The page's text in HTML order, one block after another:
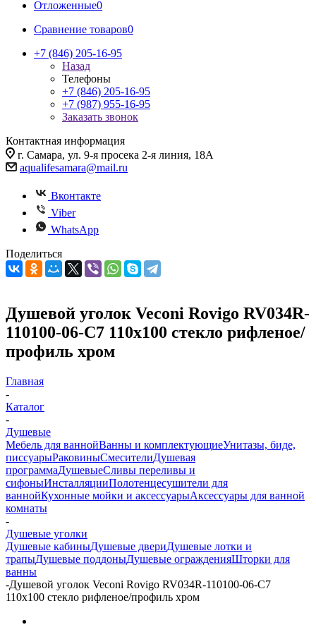
Отложенные0
Сравнение товаров0
+7 (846) 205-16-95
Назад
Телефоны
+7 (846) 205-16-95
+7 (987) 955-16-95
Заказать звонок
Контактная информация
г. Самара, ул. 9-я просека 2-я линия, 18А
aqualifesamara@mail.ru
Вконтакте
Viber
WhatsApp
Поделиться
Душевой уголок Veconi Rovigo RV034R-
110100-06-C7 110х100 стекло рифленое/
профиль хром
Главная
-
Каталог
-
Душевые
Мебель для ваннойВанны и комплектующиеУнитазы, биде,
писсуарыРаковиныСмесителиДушевая
программаДушевыеСливы переливы и
сифоныИнсталляцииПолотенцесушители для
ваннойКухонные мойки и аксессуарыАксессуары для ванной
комнаты
-
Душевые уголки
Душевые кабиныДушевые двериДушевые лотки и
трапыДушевые поддоныДушевые огражденияШторки для
ванны
-Душевой уголок Veconi Rovigo RV034R-110100-06-C7
110х100 стекло рифленое/профиль хром